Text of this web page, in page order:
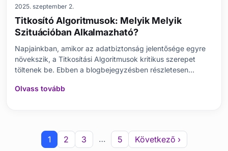
2025. szeptember 2.
Titkosító Algoritmusok: Melyik Melyik
Szituációban Alkalmazható?
Napjainkban, amikor az adatbiztonság jelentősége egyre
növekszik, a Titkosítási Algoritmusok kritikus szerepet
töltenek be. Ebben a blogbejegyzésben részletesen
és jelentőségét. Bemutatjuk az olyan népszerű
Olvass tovább
1 2 3 … 5 Következő ›